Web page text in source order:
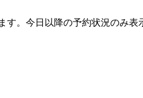
す。今日以降の予約状況のみ表